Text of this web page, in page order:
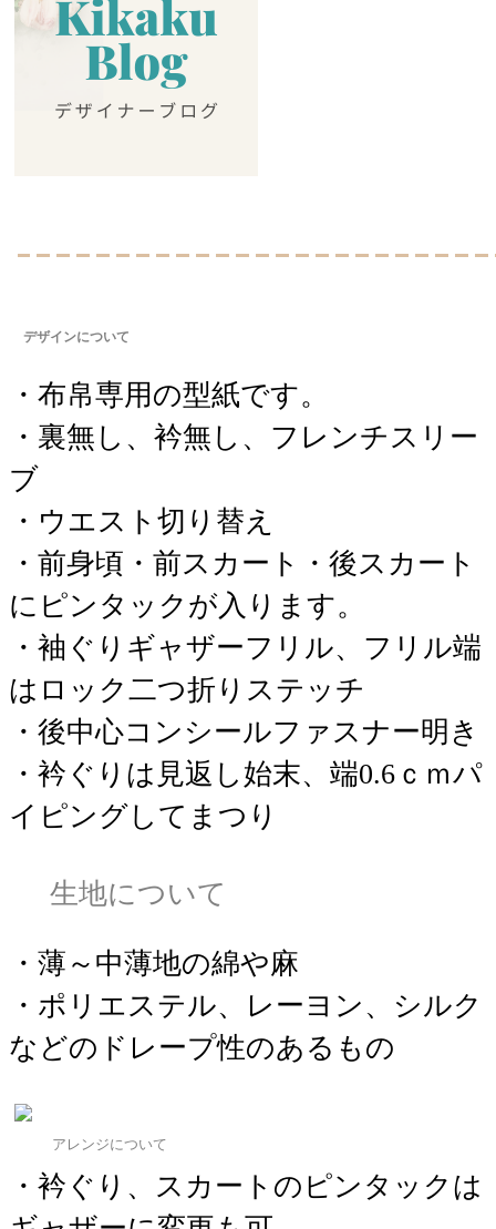
デザインについて
・布帛専用の型紙です。
・裏無し、衿無し、フレンチスリー
ブ
・ウエスト切り替え
・前身頃・前スカート・後スカート
にピンタックが入ります。
・袖ぐりギャザーフリル、フリル端
はロック二つ折りステッチ
・後中心コンシールファスナー明き
・衿ぐりは見返し始末、端0.6ｃｍパ
イピングしてまつり
生地について
・薄～中薄地の綿や麻
・ポリエステル、レーヨン、シルク
などのドレープ性のあるもの
アレンジについて
・衿ぐり、スカートのピンタックは